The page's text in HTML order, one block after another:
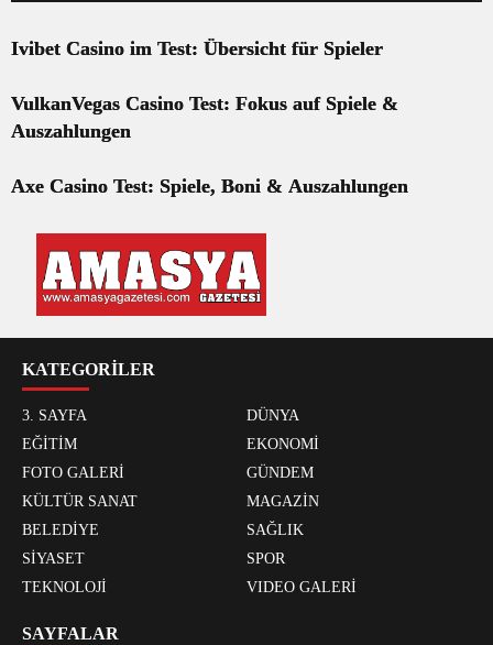
Ivibet Casino im Test: Übersicht für Spieler
VulkanVegas Casino Test: Fokus auf Spiele &
Auszahlungen
Axe Casino Test: Spiele, Boni & Auszahlungen
KATEGORİLER
3. SAYFA
DÜNYA
EĞİTİM
EKONOMİ
FOTO GALERİ
GÜNDEM
KÜLTÜR SANAT
MAGAZİN
BELEDİYE
SAĞLIK
SİYASET
SPOR
TEKNOLOJİ
VIDEO GALERİ
SAYFALAR